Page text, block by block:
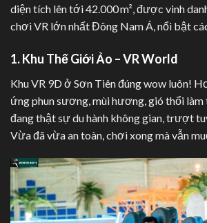
diện tích lên tới 42.000 m², được vinh
chơi VR lớn nhất Đông Nam Á, nổi bật
1. Khu Thế Giới Ảo – VR World
Khu VR 9D ở Sơn Tiên đúng wow luôn!
ứng phun sương, mùi hương, gió thổi
đang thật sự du hành không gian, trượt
Vừa đã vừa an toàn, chơi xong mà vẫn